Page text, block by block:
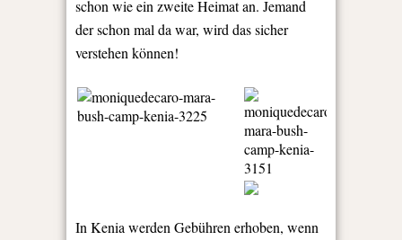
schon wie ein zweite Heimat an. Jemand
der schon mal da war, wird das sicher
verstehen können!
In Kenia werden Gebühren erhoben, wenn